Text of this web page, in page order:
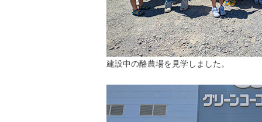
建設中の酪農場を見学しました。